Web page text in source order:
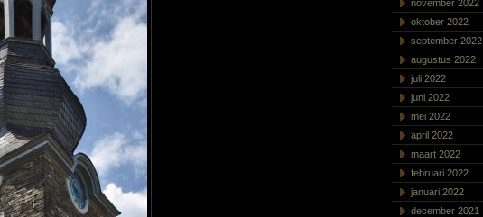
november 2022
oktober 2022
september 2022
augustus 2022
juli 2022
juni 2022
mei 2022
april 2022
maart 2022
februari 2022
januari 2022
december 2021